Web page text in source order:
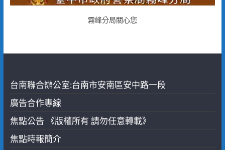
霧峰分局關心您
台南聯合辦公室:台南市安南區安中路一段
廣告合作專線
焦點公告 《版權所有 請勿任意轉載》
焦點時報簡介